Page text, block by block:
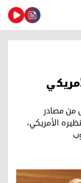
من مصادر
الأمريكي،